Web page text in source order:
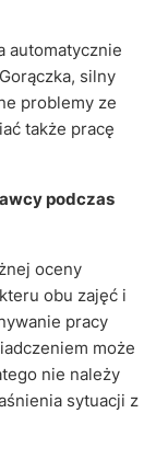
automatycznie
silny
problemy ze
także pracę
podczas
oceny
obu zajęć i
pracy
może
nie należy
sytuacji z